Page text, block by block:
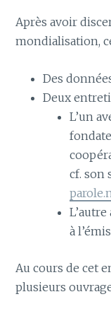
Après avoir
mondialisation,
Des
Deux
L’un
cf. son
à
Au cours de cet
plusieurs